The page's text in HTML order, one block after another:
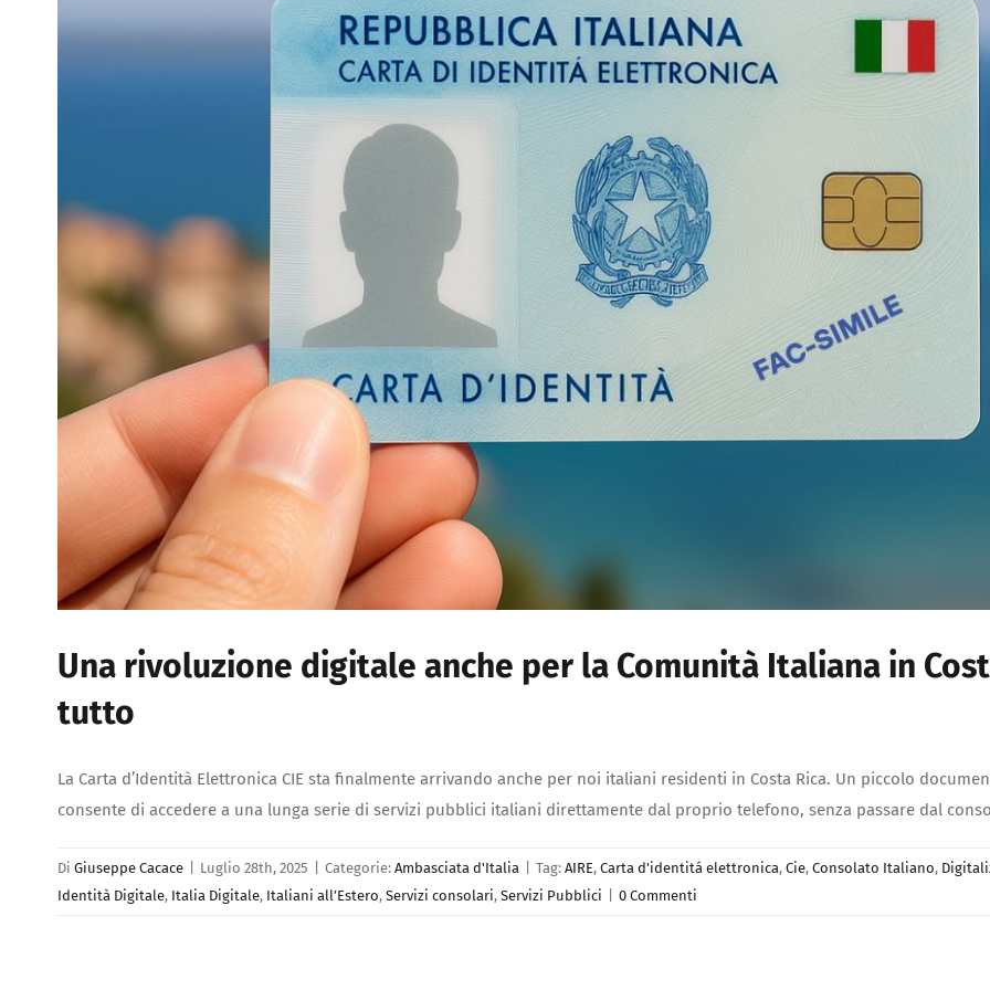
Una rivoluzione digitale anche per la Comunità Italiana in
tutto
La Carta d’Identità Elettronica CIE sta finalmente arrivando anche per noi italiani residenti in Costa Rica. Un piccolo
consente di accedere a una lunga serie di servizi pubblici italiani direttamente dal proprio telefono, senza passare dal
Di Giuseppe Cacace Luglio 28th, 2025 Categorie: Ambasciata d'Italia Tag: AIRE, Carta d'identitá elettronica, Cie, Consolato Italiano,
Identità Digitale, Italia Digitale, Italiani all’Estero, Servizi consolari, Servizi Pubblici 0 Commenti